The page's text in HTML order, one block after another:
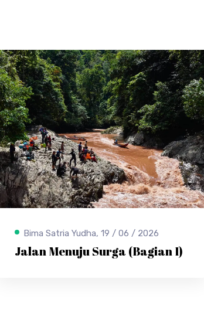
Bima Satria Yudha, 19 / 06 / 2026
Jalan Menuju Surga (Bagian I)